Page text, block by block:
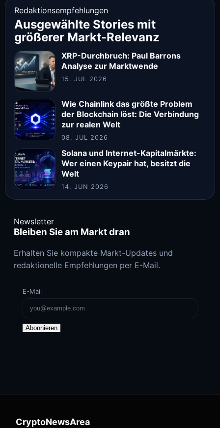
Redaktionsempfehlungen
Ausgewählte Stories mit
größerer Markt-Relevanz
XRP-Durchbruch: Paul Barrons
Analyse zur Marktwende
15. JUL 2026
Wie Chainlink das größte Problem
der Blockchain löst: Die Verbindung
zur realen Welt
08. JUL 2026
Solana und Internet-Kapitalmärkte:
Wer einen Keypair hat, besitzt die
Welt
14. JUN 2026
Newsletter
Bleiben Sie am Markt dran
Erhalten Sie kompakte Markt-Updates und
redaktionelle Empfehlungen per E-Mail.
E-Mail
Abonnieren
CryptoNewsArea